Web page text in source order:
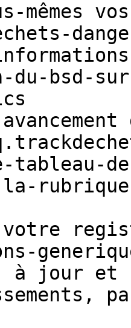
mêmes
bsd-
la-
à jour